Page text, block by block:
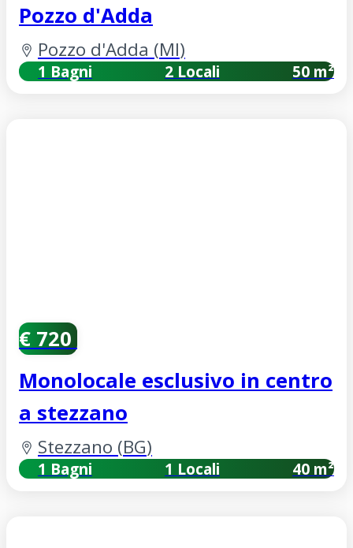
Pozzo d'Adda
Pozzo d'Adda (MI)
1 Bagni 2 Locali 50 m²
€ 720
Monolocale esclusivo in centro
a stezzano
Stezzano (BG)
1 Bagni 1 Locali 40 m²